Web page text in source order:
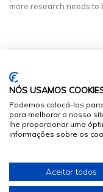
more research needs to
© 2026
NÓS USAMOS
Podemos colocá-los
para melhorar o nosso
lhe proporcionar uma
informações sobre os
Aceitar todos